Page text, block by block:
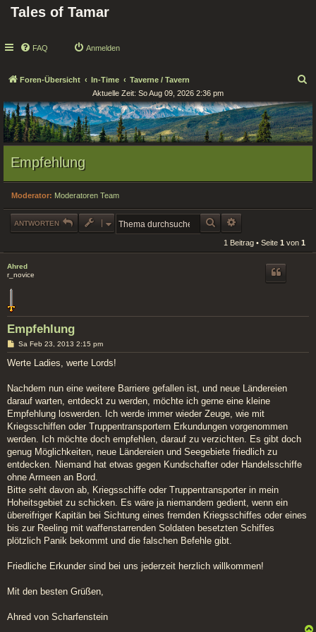
Tales of Tamar
FAQ Anmelden
Foren-Übersicht In-Time Taverne / Tavern
c
h
e
Aktuelle Zeit: So Aug 09, 2026 2:36 pm
Empfehlung
Moderator: Moderatoren Team
ANTWORTEN SUCHE
1 Beitrag • Seite 1 von 1
Ahred
r_novice
Empfehlung
B
e
i
t
a
g
Sa Feb 23, 2013 2:15 pm
Werte Ladies, werte Lords!
Nachdem nun eine weitere Barriere gefallen ist, und neue Ländereien
darauf warten, entdeckt zu werden, möchte ich gerne eine kleine
Empfehlung loswerden. Ich werde immer wieder Zeuge, wie mit
Kriegsschiffen oder Truppentransportern Erkundungen vorgenommen
werden. Ich möchte doch empfehlen, darauf zu verzichten. Es gibt doch
genug Möglichkeiten, neue Ländereien und Seegebiete friedlich zu
entdecken. Niemand hat etwas gegen Kundschafter oder Handelsschiffe
ohne Armeen an Bord.
Bitte seht davon ab, Kriegsschiffe oder Truppentransporter in mein
Hoheitsgebiet zu schicken. Es wäre ja niemandem gedient, wenn ein
übereifriger Kapitän bei Sichtung eines fremden Kriegsschiffes oder eines
bis zur Reeling mit waffenstarrenden Soldaten besetzten Schiffes
plötzlich Panik bekommt und die falschen Befehle gibt.
Friedliche Erkunder sind bei uns jederzeit herzlich willkommen!
Mit den besten Grüßen,
Ahred von Scharfenstein